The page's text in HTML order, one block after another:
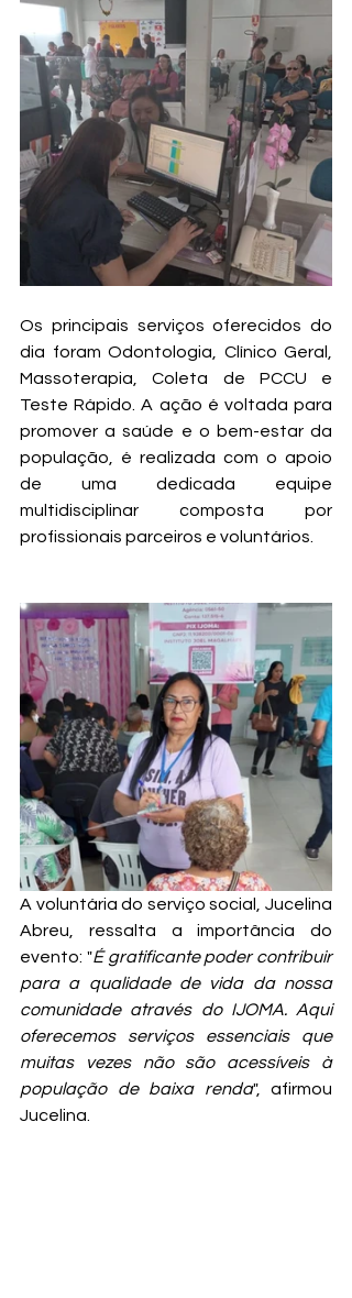
Os principais serviços oferecidos do
dia foram Odontologia, Clínico Geral,
Massoterapia, Coleta de PCCU e
Teste Rápido. A ação é voltada para
promover a saúde e o bem-estar da
população, é realizada com o apoio
de uma dedicada equipe
multidisciplinar composta por
profissionais parceiros e voluntários.
A voluntária do serviço social, Jucelina
Abreu, ressalta a importância do
evento: "É gratificante poder contribuir
para a qualidade de vida da nossa
comunidade através do IJOMA. Aqui
oferecemos serviços essenciais que
muitas vezes não são acessíveis à
população de baixa renda", afirmou
Jucelina.